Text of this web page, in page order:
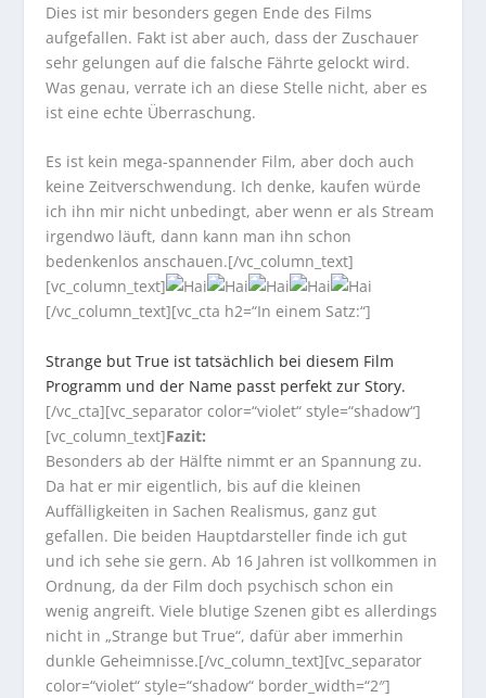
Dies ist mir besonders gegen Ende des Films
aufgefallen. Fakt ist aber auch, dass der Zuschauer
sehr gelungen auf die falsche Fährte gelockt wird.
Was genau, verrate ich an diese Stelle nicht, aber es
ist eine echte Überraschung.
Es ist kein mega-spannender Film, aber doch auch
keine Zeitverschwendung. Ich denke, kaufen würde
ich ihn mir nicht unbedingt, aber wenn er als Stream
irgendwo läuft, dann kann man ihn schon
bedenkenlos anschauen.[/vc_column_text]
[vc_column_text]
[/vc_column_text][vc_cta h2=“In einem Satz:“]
Strange but True ist tatsächlich bei diesem Film
Programm und der Name passt perfekt zur Story.
[/vc_cta][vc_separator color=“violet“ style=“shadow“]
[vc_column_text]Fazit:
Besonders ab der Hälfte nimmt er an Spannung zu.
Da hat er mir eigentlich, bis auf die kleinen
Auffälligkeiten in Sachen Realismus, ganz gut
gefallen. Die beiden Hauptdarsteller finde ich gut
und ich sehe sie gern. Ab 16 Jahren ist vollkommen in
Ordnung, da der Film doch psychisch schon ein
wenig angreift. Viele blutige Szenen gibt es allerdings
nicht in „Strange but True“, dafür aber immerhin
dunkle Geheimnisse.[/vc_column_text][vc_separator
color=“violet“ style=“shadow“ border_width=“2″]